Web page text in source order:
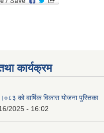
कार्यक्रम
को वार्षिक विकास योजना पुस्तिका
2025 - 16:02